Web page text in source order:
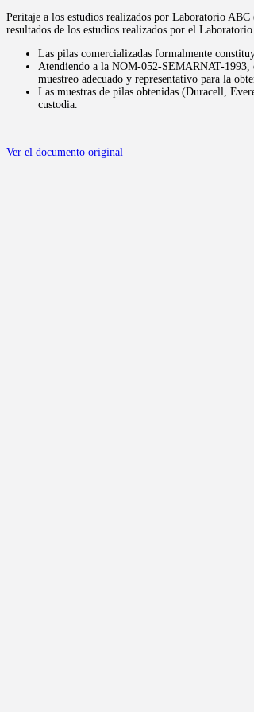
Peritaje a los estudios realizados por Laboratorio
resultados de los estudios realizados por el
Las pilas comercializadas formalmente
Atendiendo a la NOM-052-SEMARNAT-1993,
muestreo adecuado y representativo para la
Las muestras de pilas obtenidas (Duracell,
custodia.
Ver el documento original